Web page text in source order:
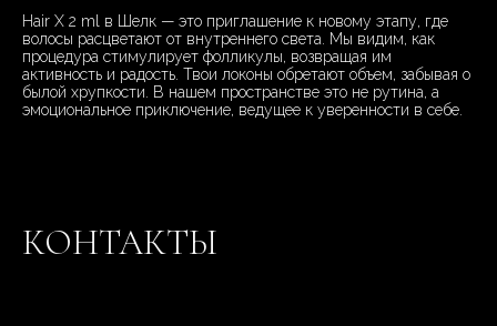
Hair X 2 ml в Шелк — это приглашение к новому этапу, где
волосы расцветают от внутреннего света. Мы видим, как
процедура стимулирует фолликулы, возвращая им
активность и радость. Твои локоны обретают объем, забывая о
былой хрупкости. В нашем пространстве это не рутина, а
эмоциональное приключение, ведущее к уверенности в себе.
КОНТАКТЫ